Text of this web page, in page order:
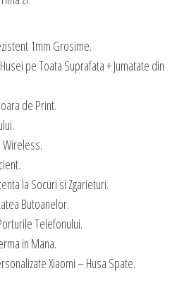
1mm Grosime.
pe Toata Suprafata + Jumatate din
de Print.
Wireless.
la Socuri si Zgarieturi.
Butoanelor.
Telefonului.
in Mana.
Xiaomi – Husa Spate.